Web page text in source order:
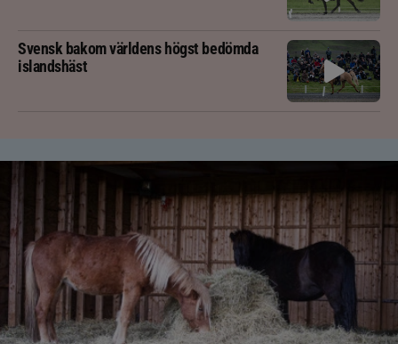
Svensk bakom världens högst bedömda
islandshäst